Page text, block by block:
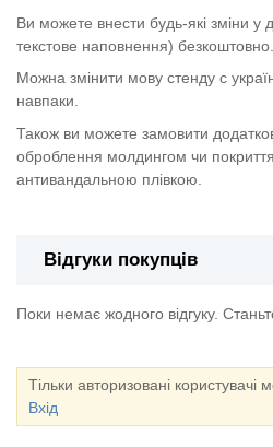
Ви можете внести будь-які зміни у
текстове наповнення) безкоштовно.
Можна змінити мову стенду с
навпаки.
Також ви можете замовити
оброблення молдингом чи
антивандальною плівкою.
Відгуки покупців
Поки немає жодного відгуку.
Тільки авторизовані користувачі
Вхід